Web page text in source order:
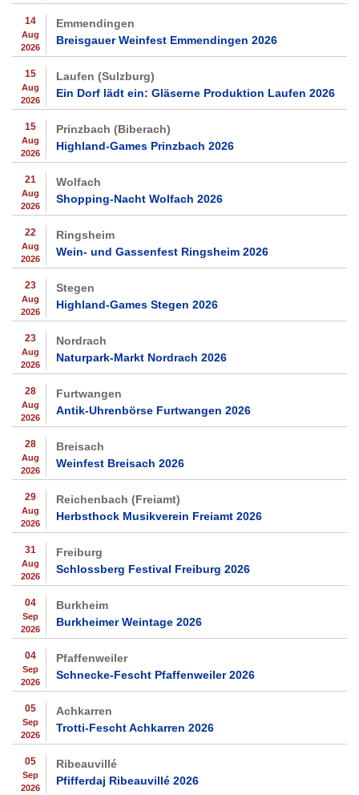
14
Aug
2026
Emmendingen
Breisgauer Weinfest Emmendingen 2026
15
Aug
2026
Laufen (Sulzburg)
Ein Dorf lädt ein: Gläserne Produktion Laufen 2026
15
Aug
2026
Prinzbach (Biberach)
Highland-Games Prinzbach 2026
21
Aug
2026
Wolfach
Shopping-Nacht Wolfach 2026
22
Aug
2026
Ringsheim
Wein- und Gassenfest Ringsheim 2026
23
Aug
2026
Stegen
Highland-Games Stegen 2026
23
Aug
2026
Nordrach
Naturpark-Markt Nordrach 2026
28
Aug
2026
Furtwangen
Antik-Uhrenbörse Furtwangen 2026
28
Aug
2026
Breisach
Weinfest Breisach 2026
29
Aug
2026
Reichenbach (Freiamt)
Herbsthock Musikverein Freiamt 2026
31
Aug
2026
Freiburg
Schlossberg Festival Freiburg 2026
04
Sep
2026
Burkheim
Burkheimer Weintage 2026
04
Sep
2026
Pfaffenweiler
Schnecke-Fescht Pfaffenweiler 2026
05
Sep
2026
Achkarren
Trotti-Fescht Achkarren 2026
05
Sep
2026
Ribeauvillé
Pfifferdaj Ribeauvillé 2026